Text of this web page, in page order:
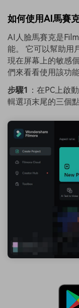
如何使用AI馬賽
AI人臉馬賽克是
能。 它可以幫助用
現在屏幕上的敏感
們來看看使用該功能
步驟1
：在PC上啟
輯選項末尾的三個點